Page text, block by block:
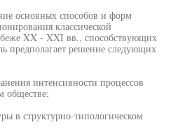
основных способов и форм
классической
XX - XXI вв., способствующих
предполагает решение следующих
интенсивности процессов
обществе;
в структурно-типологическом